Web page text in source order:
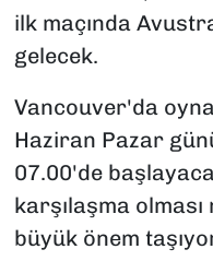
ilk maçında
gelecek.
Vancouver'da
Haziran Pazar
07.00'de
karşılaşma
büyük önem